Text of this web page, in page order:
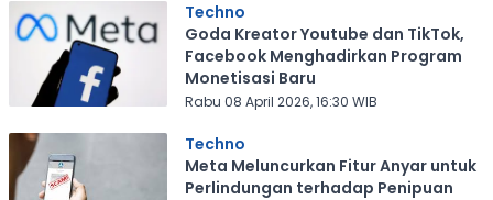
Techno
Goda Kreator Youtube dan TikTok,
Facebook Menghadirkan Program
Monetisasi Baru
Rabu 08 April 2026, 16:30 WIB
Techno
Meta Meluncurkan Fitur Anyar untuk
Perlindungan terhadap Penipuan